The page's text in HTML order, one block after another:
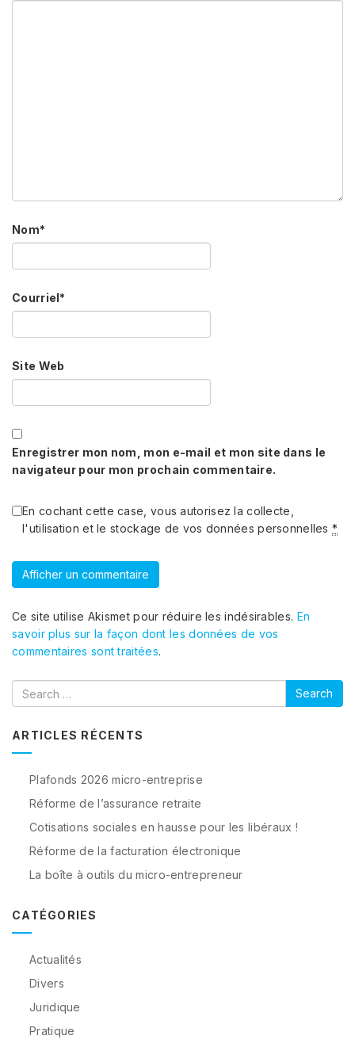
Nom*
Courriel*
Site Web
Enregistrer mon nom, mon e-mail et mon site dans le
navigateur pour mon prochain commentaire.
En cochant cette case, vous autorisez la collecte,
l'utilisation et le stockage de vos données personnelles*
Ce site utilise Akismet pour réduire les indésirables. En
savoir plus sur la façon dont les données de vos
commentaires sont traitées.
Search
ARTICLES RÉCENTS
Plafonds 2026 micro-entreprise
Réforme de l’assurance retraite
Cotisations sociales en hausse pour les libéraux !
Réforme de la facturation électronique
La boîte à outils du micro-entrepreneur
CATÉGORIES
Actualités
Divers
Juridique
Pratique